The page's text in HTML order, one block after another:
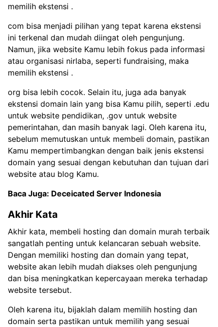
memilih ekstensi .
com bisa menjadi pilihan yang tepat karena ekstensi
ini terkenal dan mudah diingat oleh pengunjung.
Namun, jika website Kamu lebih fokus pada informasi
atau organisasi nirlaba, seperti fundraising, maka
memilih ekstensi .
org bisa lebih cocok. Selain itu, juga ada banyak
ekstensi domain lain yang bisa Kamu pilih, seperti .edu
untuk website pendidikan, .gov untuk website
pemerintahan, dan masih banyak lagi. Oleh karena itu,
sebelum memutuskan untuk membeli domain, pastikan
Kamu mempertimbangkan dengan baik jenis ekstensi
domain yang sesuai dengan kebutuhan dan tujuan dari
website atau blog Kamu.
Baca Juga: Deceicated Server Indonesia
Akhir Kata
Akhir kata, membeli hosting dan domain murah terbaik
sangatlah penting untuk kelancaran sebuah website.
Dengan memiliki hosting dan domain yang tepat,
website akan lebih mudah diakses oleh pengunjung
dan bisa meningkatkan kepercayaan mereka terhadap
website tersebut.
Oleh karena itu, bijaklah dalam memilih hosting dan
domain serta pastikan untuk memilih yang sesuai